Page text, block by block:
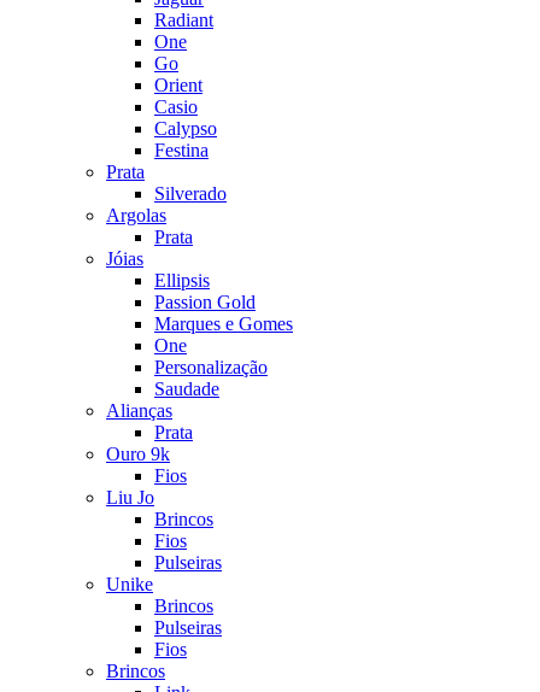
Radiant
One
Go
Orient
Casio
Calypso
Festina
Prata
Silverado
Argolas
Prata
Jóias
Ellipsis
Passion Gold
Marques e Gomes
One
Personalização
Saudade
Alianças
Prata
Ouro 9k
Fios
Liu Jo
Brincos
Fios
Pulseiras
Unike
Brincos
Pulseiras
Fios
Brincos